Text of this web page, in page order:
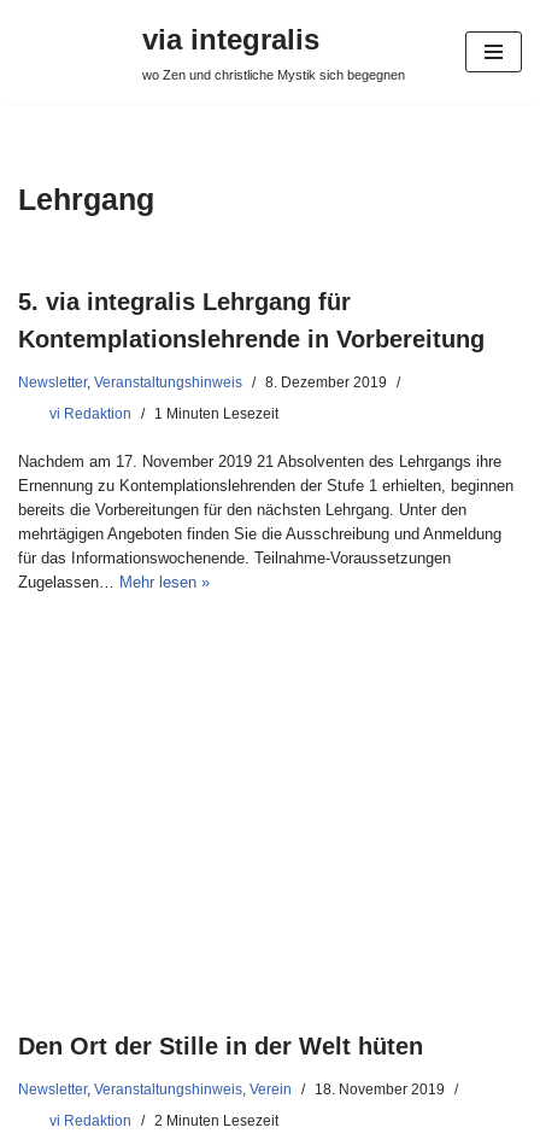
via integralis
wo Zen und christliche Mystik sich begegnen
Lehrgang
5. via integralis Lehrgang für
Kontemplationslehrende in Vorbereitung
Newsletter, Veranstaltungshinweis
8. Dezember 2019
vi Redaktion
1 Minuten Lesezeit
Nachdem am 17. November 2019 21 Absolventen des Lehrgangs ihre
Ernennung zu Kontemplationslehrenden der Stufe 1 erhielten, beginnen
bereits die Vorbereitungen für den nächsten Lehrgang. Unter den
mehrtägigen Angeboten finden Sie die Ausschreibung und Anmeldung
für das Informationswochenende. Teilnahme-Voraussetzungen
Zugelassen… Mehr lesen »
Den Ort der Stille in der Welt hüten
Newsletter, Veranstaltungshinweis Verein
18. November 2019
vi Redaktion
2 Minuten Lesezeit